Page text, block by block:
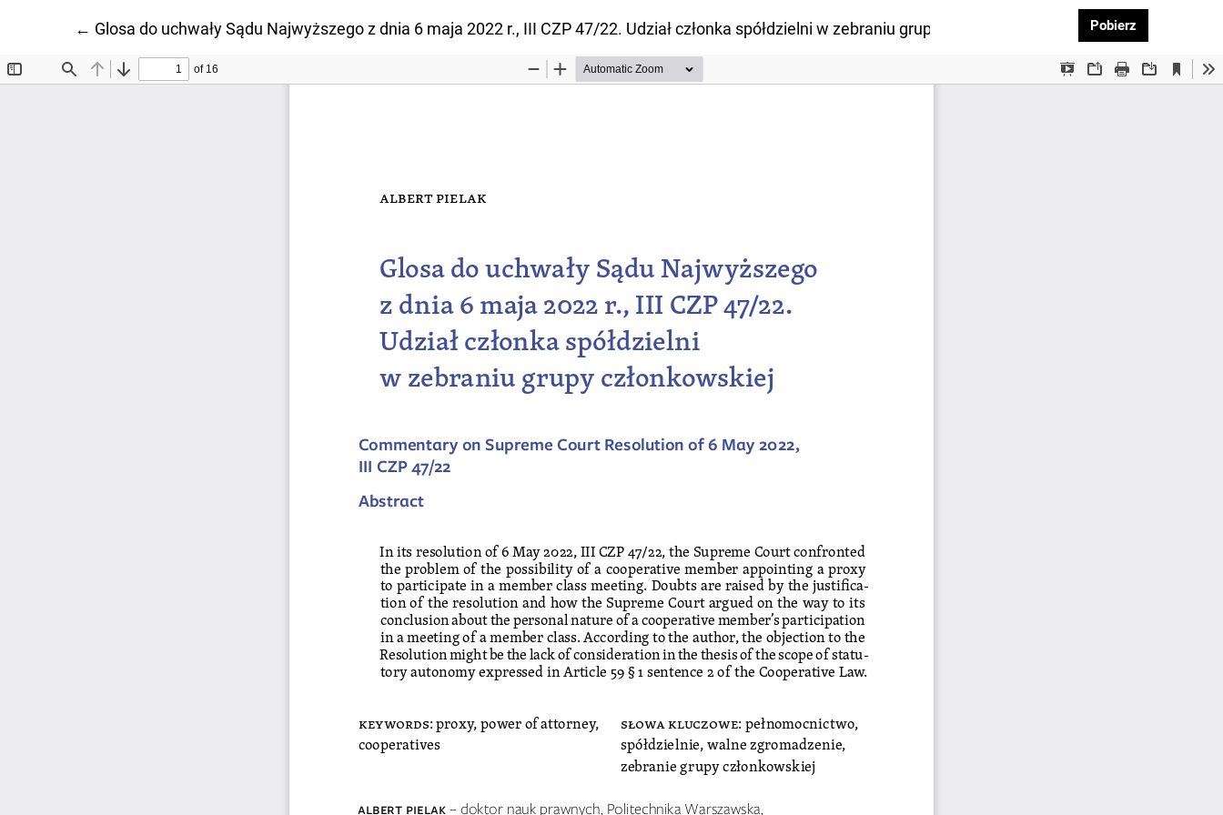
← Wróć do szczegółów artykułu
Glosa do uchwały Sądu Najwyższego z dnia 6 maja 2022 r., III CZP 47/22. Udział członka spółdzielni w zebraniu grupy członkowskiej Pobierz